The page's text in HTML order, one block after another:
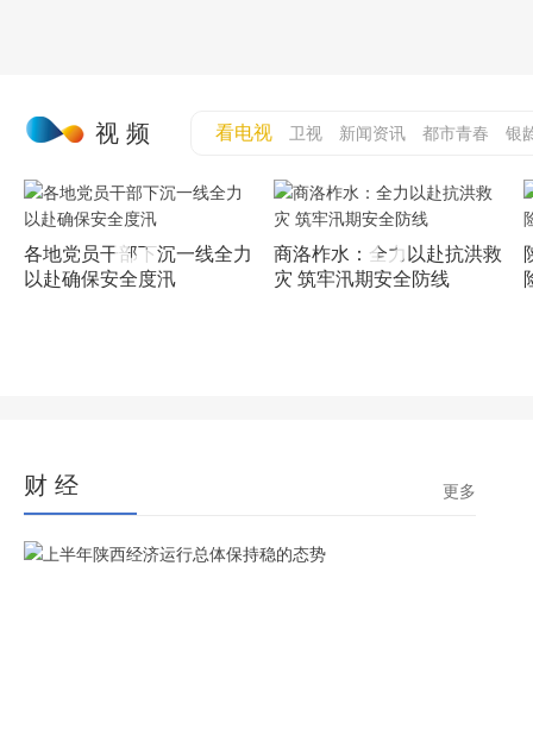
视 频 看电视 卫视 新闻资讯 都市青春 银
各地党员干部下沉一线全力
以赴确保安全度汛
商洛柞水：全力以赴抗洪救
灾 筑牢汛期安全防线
财 经 更多